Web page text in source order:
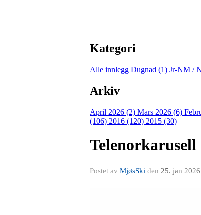
Kategori
Alle innlegg Dugnad (1) Jr-NM /
Arkiv
April 2026 (2) Mars 2026 (6)
(106) 2016 (120) 2015 (30)
Telenorkarusell
Postet av MjøsSki den 25. jan 2026